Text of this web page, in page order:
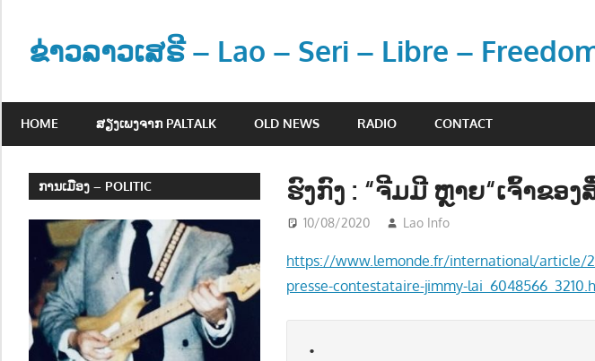
contentຂ່າວລາວເສຣີ – Lao – Seri – Libre –
ວ
ະ
ຂ່
າ
ວ
HOME ສຽງເພງຈາກ PALTALK OLD NEWS RADIO CONTACT
ຮົງກົງ : “ຈີມມີ ຫຼາຍ“ເຈົ້າຂອ
10/08/2020 Lao Info
https://www.lemonde.fr/international/article/
presse-contestataire-jimmy-
•
ການເມືອງ – POLITIC